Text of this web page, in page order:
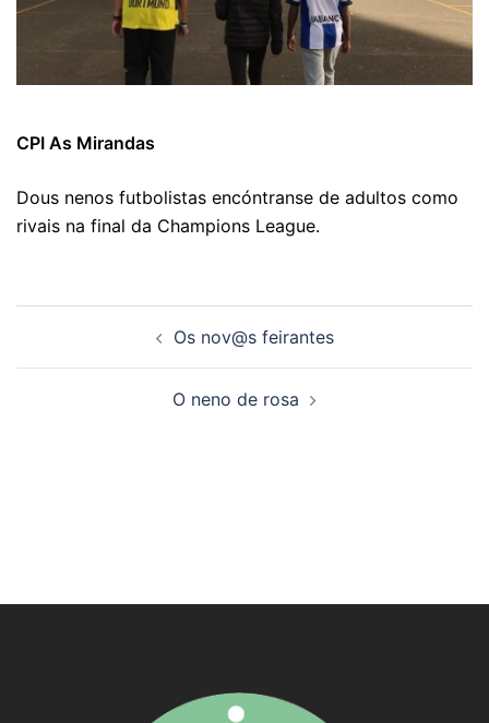
CPI As Mirandas
Dous nenos futbolistas encóntranse de adultos como
rivais na final da Champions League.
Os nov@s feirantes
O neno de rosa